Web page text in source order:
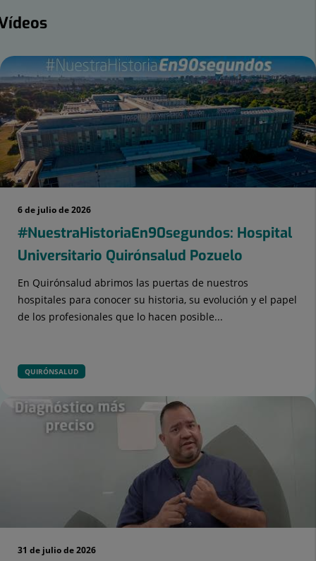
6 de julio de 2026
#NuestraHistoriaEn90segundos: Hospital
Universitario Quirónsalud Pozuelo
En Quirónsalud abrimos las puertas de nuestros
hospitales para conocer su historia, su evolución y el papel
de los profesionales que lo hacen posible...
QUIRÓNSALUD
31 de julio de 2026